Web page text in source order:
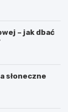
– jak dbać
słoneczne